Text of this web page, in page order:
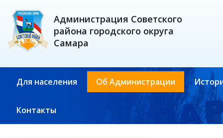
Администрация Советского
района городского округа
Самара
Для населения Об Администрации
Контакты